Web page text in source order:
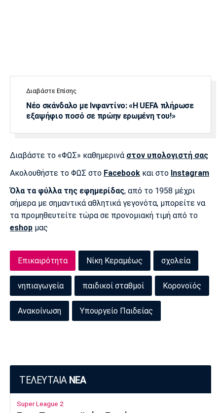
Διαβάστε Επίσης
Νέο σκάνδαλο με Ινφαντίνο: «Η UEFA πλήρωσε
εξαψήφιο ποσό σε πρώην ερωμένη του!»
Διαβάστε το «ΦΩΣ» καθημερινά στον υπολογιστή σας
Ακολουθήστε το ΦΩΣ στο Facebook και στο Instagram
Όλα τα φύλλα της εφημερίδας, από το 1958 μέχρι
σήμερα με σημαντικά αθλητικά γεγονότα, μπορείτε να
τα προμηθευτείτε τώρα σε προνομιακή τιμή από το
eshop μας
Επικαιρότητα Νίκη Κεραμέως σχολεία
νηπιαγωγεία παιδικοί σταθμοί Κορονοϊός
Ανακοίνωση Υπουργείο Παιδείας
ΤΕΛΕΥΤΑΙΑ ΝΕΑ
Super League 2